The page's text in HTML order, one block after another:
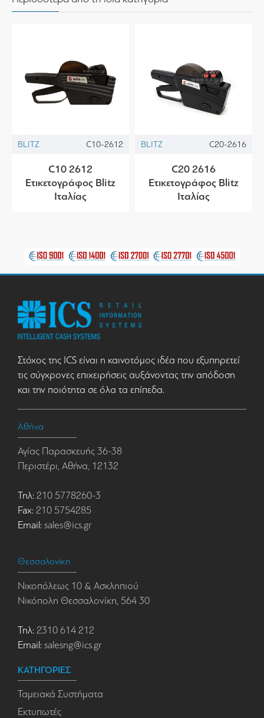
BLITZ C10-2612
C10 2612
Ετικετογράφος Blitz
Ιταλίας
BLITZ C20-2616
C20 2616
Ετικετογράφος Blitz
Ιταλίας
Στόχος της ICS είναι η καινοτόμος ιδέα που εξυπηρετεί
τις σύγχρονες επιχειρήσεις αυξάνοντας την απόδοση
και την ποιότητα σε όλα τα επίπεδα.
Αθήνα
Αγίας Παρασκευής 36-38
Περιστέρι, Αθήνα, 12132
Τηλ: 210 5778260-3
Fax: 210 5754285
Email: sales@ics.gr
Θεσσαλονίκη
Νικοπόλεως 10 & Ασκληπιού
Νικόπολη Θεσσαλονίκη, 564 30
Τηλ: 2310 614 212
Email: salesng@ics.gr
ΚΑΤΗΓΟΡΙΕΣ
Ταμειακά Συστήματα
Εκτυπωτές